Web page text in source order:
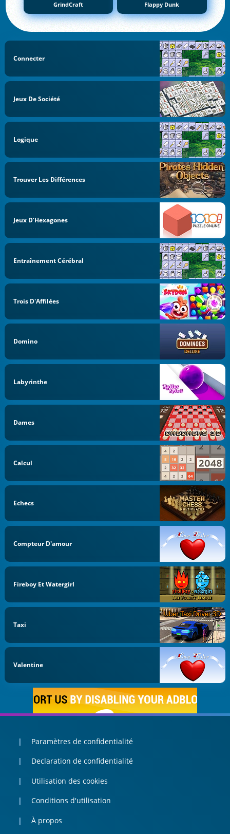
GrindCraft Flappy Dunk
Connecter
Jeux De Société
Logique
Trouver Les Différences
Jeux D’Hexagones
Entraînement Cérébral
Trois D'Affilées
Domino
Labyrinthe
Dames
Calcul
Echecs
Compteur D'amour
Fireboy Et Watergirl
Taxi
Valentine
Paramètres de confidentialité
Declaration de confidentialité
Utilisation des cookies
Conditions d'utilisation
À propos